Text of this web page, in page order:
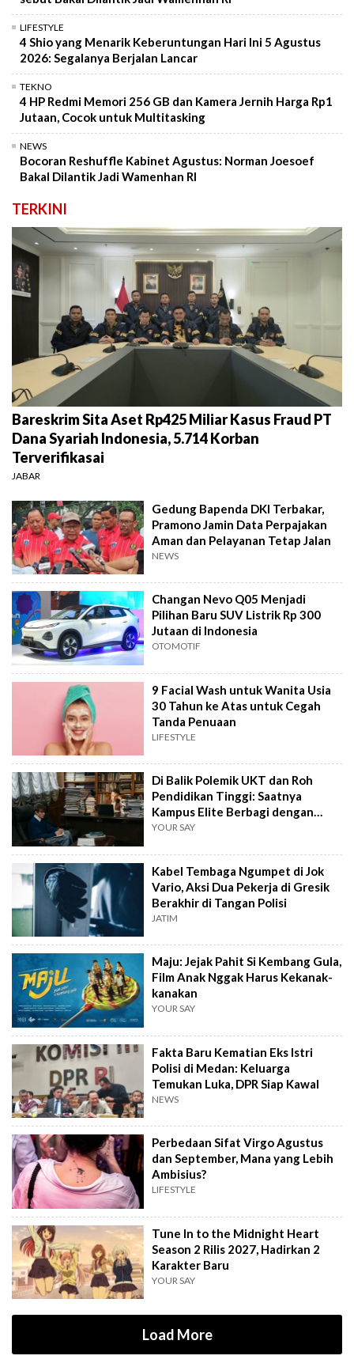
LIFESTYLE
4 Shio yang Menarik Keberuntungan Hari Ini 5 Agustus
2026: Segalanya Berjalan Lancar
TEKNO
4 HP Redmi Memori 256 GB dan Kamera Jernih Harga Rp1
Jutaan, Cocok untuk Multitasking
NEWS
Bocoran Reshuffle Kabinet Agustus: Norman Joesoef
Bakal Dilantik Jadi Wamenhan RI
TERKINI
Bareskrim Sita Aset Rp425 Miliar Kasus Fraud PT
Dana Syariah Indonesia, 5.714 Korban
Terverifikasai
JABAR
Gedung Bapenda DKI Terbakar,
Pramono Jamin Data Perpajakan
Aman dan Pelayanan Tetap Jalan
NEWS
Changan Nevo Q05 Menjadi
Pilihan Baru SUV Listrik Rp 300
Jutaan di Indonesia
OTOMOTIF
9 Facial Wash untuk Wanita Usia
30 Tahun ke Atas untuk Cegah
Tanda Penuaan
LIFESTYLE
Di Balik Polemik UKT dan Roh
Pendidikan Tinggi: Saatnya
Kampus Elite Berbagi dengan
Kampus Daerah
YOUR SAY
Kabel Tembaga Ngumpet di Jok
Vario, Aksi Dua Pekerja di Gresik
Berakhir di Tangan Polisi
JATIM
Maju: Jejak Pahit Si Kembang Gula,
Film Anak Nggak Harus Kekanak-
kanakan
YOUR SAY
Fakta Baru Kematian Eks Istri
Polisi di Medan: Keluarga
Temukan Luka, DPR Siap Kawal
NEWS
Perbedaan Sifat Virgo Agustus
dan September, Mana yang Lebih
Ambisius?
LIFESTYLE
Tune In to the Midnight Heart
Season 2 Rilis 2027, Hadirkan 2
Karakter Baru
YOUR SAY
Load More